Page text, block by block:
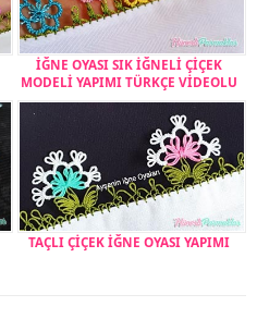
İĞNE OYASI SIK İĞNELİ ÇİÇEK
MODELİ YAPIMI TÜRKÇE VİDEOLU
TAÇLI ÇİÇEK İĞNE OYASI YAPIMI